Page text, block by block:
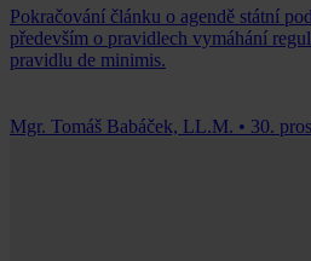
Pokračování článku o agendě státní
především o pravidlech vymáhání
pravidlu de minimis.
Mgr. Tomáš Babáček, LL.M. • 30.